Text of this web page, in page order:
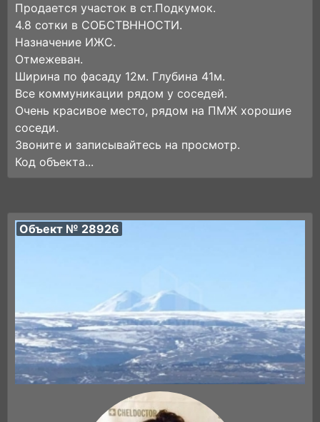
Продается участок в ст.Подкумок.
4.8 сотки в СОБСТВННОСТИ.
Назначение ИЖС.
Отмежеван.
Ширина по фасаду 12м. Глубина 41м.
Все коммуникации рядом у соседей.
Очень красивое место, рядом на ПМЖ хорошие
соседи.
Звоните и записывайтесь на просмотр.
Код объекта...
Объект № 28926